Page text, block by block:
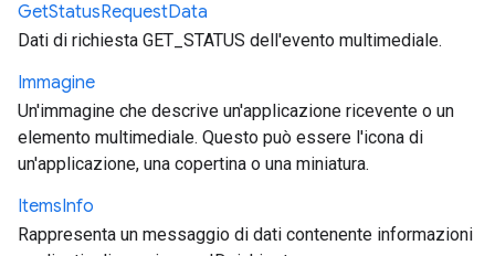
GetStatusRequestData
Dati di richiesta GET_STATUS dell'evento multimediale.
Immagine
Un'immagine che descrive un'applicazione ricevente o un
elemento multimediale. Questo può essere l'icona di
un'applicazione, una copertina o una miniatura.
ItemsInfo
Rappresenta un messaggio di dati contenente informazioni